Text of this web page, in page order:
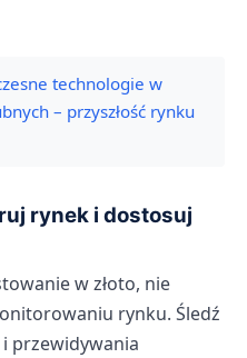
technologie w
– przyszłość rynku
rynek i dostosuj
w złoto, nie
rynku. Śledź
przewidywania